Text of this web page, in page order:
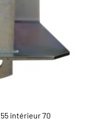
intérieur 70